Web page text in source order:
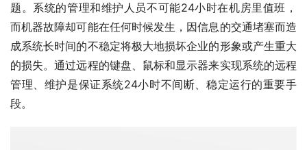
题。系统的管理和维护人员不可能24小时在机房里值班，
而机器故障却可能在任何时候发生，因信息的交通堵塞而造
成系统长时间的不稳定将极大地损坏企业的形象或产生重大
的损失。通过远程的键盘、鼠标和显示器来实现系统的远程
管理、维护是保证系统24小时不间断、稳定运行的重要手
段。